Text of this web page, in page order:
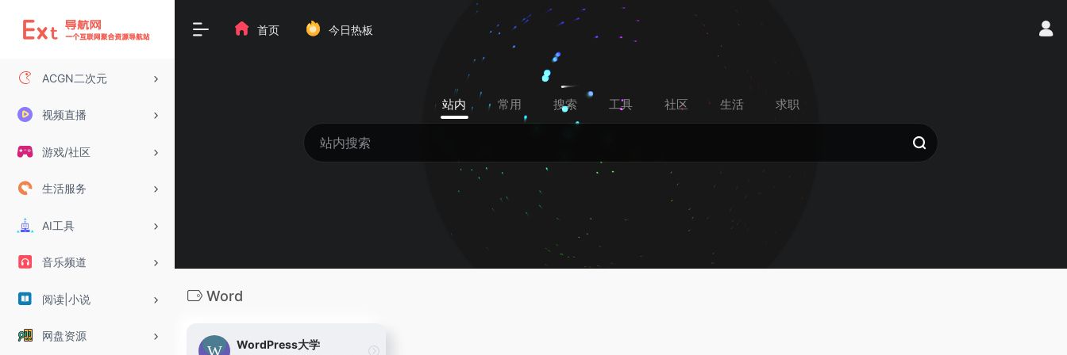
ACGN二次元
视频直播
游戏/社区
生活服务
AI工具
音乐频道
阅读|小说
网盘资源
首页 今日热板
站内 常用 搜索 工具 社区 生活 求职
Word
WordPress大学